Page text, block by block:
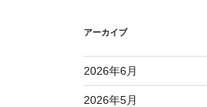
アーカイブ
2026年6月
2026年5月